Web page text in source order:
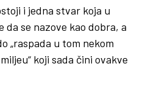
i jedna stvar koja u
da se nazove kao dobra, a
„raspada u tom nekom
koji sada čini ovakve